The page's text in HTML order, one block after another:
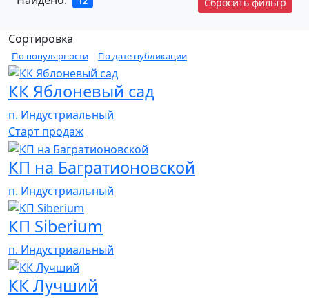
Сортировка
По популярности По дате публикации
КК Яблоневый сад
п. Индустриальный
Cтарт продаж
КП на Багратионовской
п. Индустриальный
КП Siberium
п. Индустриальный
КК Лучший